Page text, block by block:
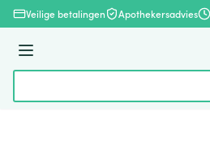
Ga naar de inhoud
Veilige betalingen Apothekersadvies
Menu